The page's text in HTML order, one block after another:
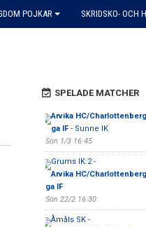
POJKAR SKRIDSKO- OCH
SPELADE MATCHER
Arvika HC/
ga IF- Sunne IK
Sön 1/3 16:45
Grums IK:2 -
Arvika HC/
ga IF
Sön 22/2 16:30
Åmåls SK -